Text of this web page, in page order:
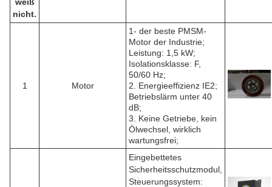
nicht.
1 Motor
1- der beste PMSM-
Motor der Industrie;
Leistung: 1,5 kW;
Isolationsklasse: F,
50/60 Hz;
2. Energieeffizienz IE2;
Betriebslärm unter 40
dB;
3. Keine Getriebe, kein
Ölwechsel, wirklich
wartungsfrei;
Eingebettetes
Sicherheitsschutzmodul,
Steuerungssystem: